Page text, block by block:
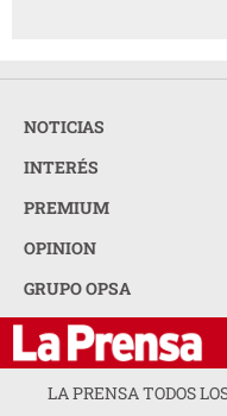
NOTICIAS
INTERÉS
PREMIUM
OPINION
GRUPO OPSA
LA PRENSA TODOS